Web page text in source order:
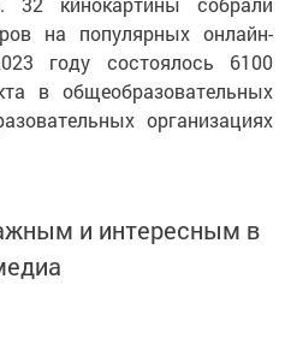
на популярных онлайн-
году состоялось 6100
в общеобразовательных
организациях
и интересным в